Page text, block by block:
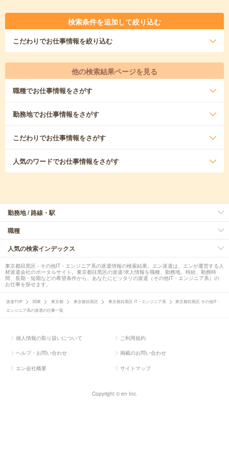
検索条件を追加して絞り込む
こだわりでお仕事情報を絞り込む
他の検索結果ページを見る
職種でお仕事情報をさがす
勤務地でお仕事情報をさがす
こだわりでお仕事情報をさがす
人気のワードでお仕事情報をさがす
勤務地 / 路線・駅
職種
人気の検索インデックス
東京都目黒区 - その他IT・エンジニア系の派遣情報の検索結果。エン派遣は、エンが運営する人
材派遣会社のポータルサイト。東京都目黒区の派遣/求人情報を職種、勤務地、時給、勤務時
間、長期・短期などの希望条件から、あなたにピッタリの派遣（その他IT・エンジニア系）の
お仕事を探せます。
派遣TOP 関東 東京都 東京都目黒区 東京都目黒区 IT・エンジニア系
東京都目黒区 その他IT・
エンジニア系の派遣の仕事一覧
個人情報の取り扱いについて ご利用規約
ヘルプ・お問い合わせ 掲載のお問い合わせ
エン会社概要 サイトマップ
Copyright © en Inc.